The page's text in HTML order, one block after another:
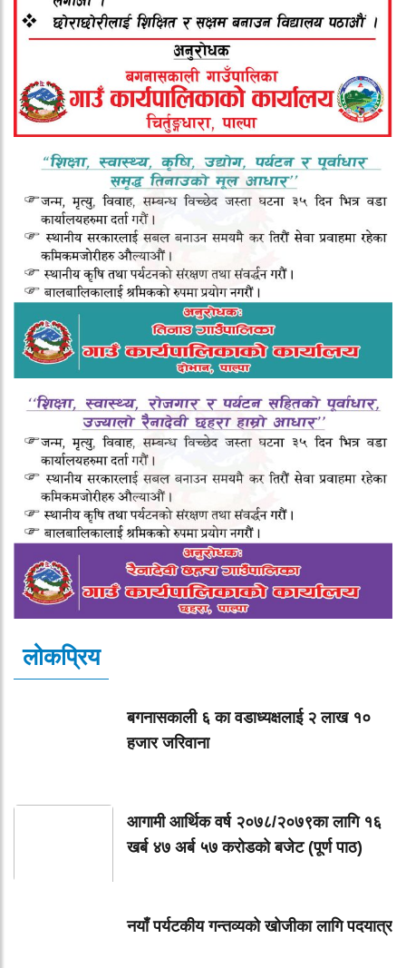
लोकप्रिय
बगनासकाली ६ का वडाध्यक्षलाई २ लाख १०
हजार जरिवाना
आगामी आर्थिक वर्ष २०७८/२०७९का लागि १६
खर्ब ४७ अर्ब ५७ करोडको बजेट (पूर्ण पाठ)
नयाँ पर्यटकीय गन्तव्यको खोजीका लागि पदयात्र